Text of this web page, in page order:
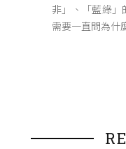
非」、「藍綠
需要一直問為什